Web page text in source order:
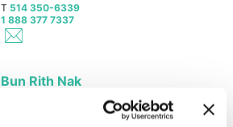
T 514 350-6339
1 888 377 7337
Bun Rith Nak
Gestionnaire de portefeuille